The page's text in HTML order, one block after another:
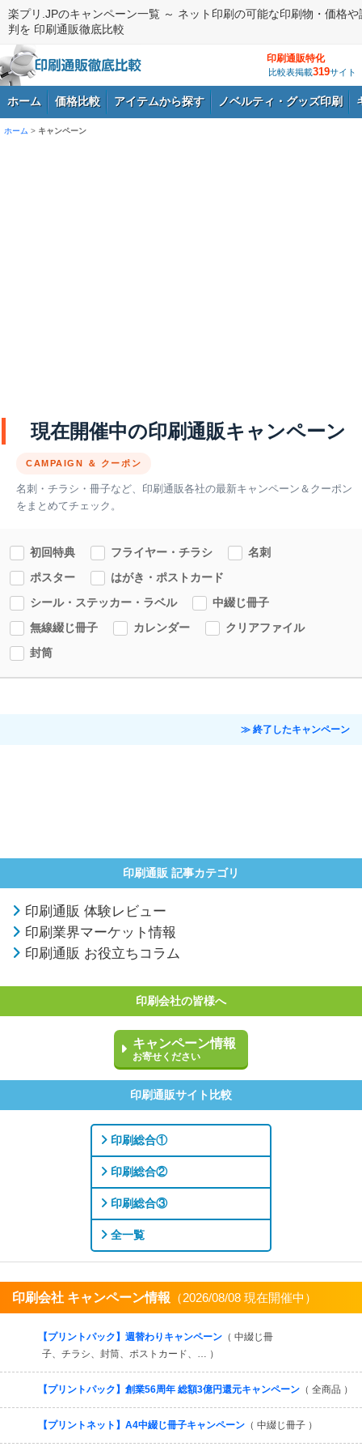
楽プリ.JPのキャンペーン一覧 ～ ネット印刷の可能な印刷物・価格や
判を 印刷通販徹底比較
印刷通販特化
比較表掲載319サイト
ホーム 価格比較 アイテムから探す ノベルティ・グッズ印刷
ホーム > キャンペーン
現在開催中の印刷通販キャンペーン
CAMPAIGN ＆ クーポン
名刺・チラシ・冊子など、印刷通販各社の最新キャンペーン＆クーポン
をまとめてチェック。
初回特典 フライヤー・チラシ
名刺
ポスター
はがき・ポストカード
シール・ステッカー・ラベル
中綴じ冊子
無線綴じ冊子
カレンダー
クリアファイル
封筒
≫ 終了したキャンペーン
印刷通販 記事カテゴリ
印刷通販 体験レビュー
印刷業界マーケット情報
印刷通販 お役立ちコラム
印刷会社の皆様へ
キャンペーン情報
お寄せください
印刷通販サイト比較
印刷総合①
印刷総合②
印刷総合③
全一覧
印刷会社 キャンペーン情報 （2026/08/08 現在開催中）
【プリントパック】週替わりキャンペーン （ 中綴じ冊
子、チラシ、封筒、ポストカード、… ）
【プリントパック】創業56周年 総額3億円還元キャンペーン （ 全商品 ）
【プリントネット】A4中綴じ冊子キャンペーン （ 中綴じ冊子 ）